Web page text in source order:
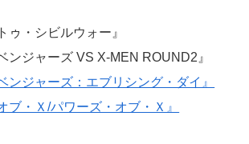
ゥ・シビルウォー』
ンジャーズ VS X-MEN ROUND2』
ンジャーズ：エブリシング・ダイ』
ブ・Ｘ/パワーズ・オブ・Ｘ』